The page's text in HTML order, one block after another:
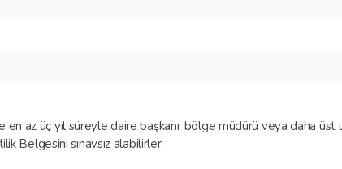
az üç yıl süreyle daire başkanı, bölge müdürü veya daha
Belgesini sınavsız alabilirler.